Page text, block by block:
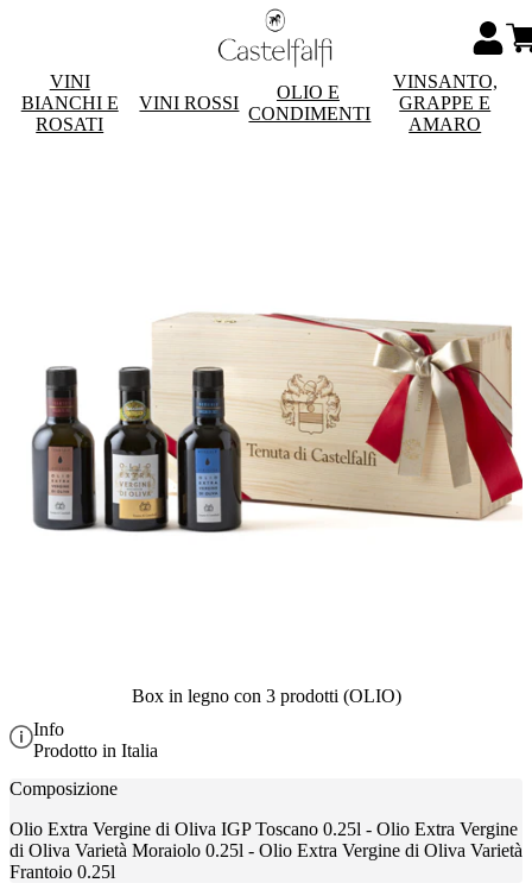
VINI
BIANCHI E
ROSATI
VINI ROSSI
OLIO E
CONDIMENTI
VINSANTO,
GRAPPE E
AMARO
Box in legno con 3 prodotti (OLIO)
Info
Prodotto in Italia
Composizione
Olio Extra Vergine di Oliva IGP Toscano 0.25l - Olio Extra Vergine
di Oliva Varietà Moraiolo 0.25l - Olio Extra Vergine di Oliva Varietà
Frantoio 0.25l